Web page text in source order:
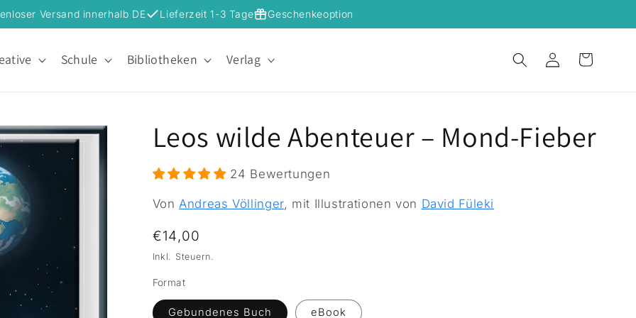
Versand innerhalb DE Lieferzeit 1-3 Tage Geschenkeoption
Schule Bibliotheken Verlag EinloggenWarenkorb
Leos wilde Abenteuer – Mond-Fieber
24 Bewertungen
VonAndreas Völlinger, mit Illustrationen von David Füleki
Normaler Preis
€14,00
Inkl. Steuern.
Format
Gebundenes Buch eBook